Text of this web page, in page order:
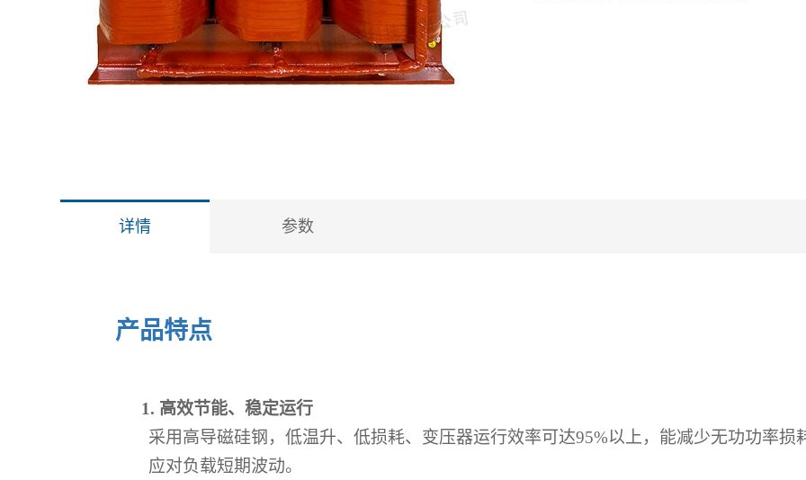
详情 参数
产品特点
1. 高效节能、稳定运行
采用高导磁硅钢，低温升、低损耗、变压器运行效率可达95%以上，能减少无功功率损
应对负载短期波动。